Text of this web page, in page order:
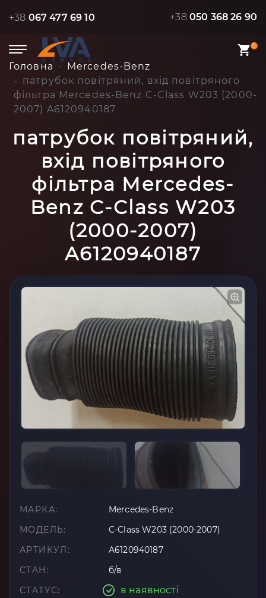
+38 067 477 69 10 +38 050 368 26 90
0
Головна
Mercedes-Benz
патрубок повітряний, вхід повітряного
фільтра Mercedes-Benz C-Class W203 (2000-
2007) A6120940187
патрубок повітряний,
вхід повітряного
фільтра Mercedes-
Benz C-Class W203
(2000-2007)
A6120940187
МАРКА:
Mercedes-Benz
МОДЕЛЬ:
C-Class W203 (2000-2007)
АРТИКУЛ:
A6120940187
СТАН:
б/в
СТАТУС:
в наявності